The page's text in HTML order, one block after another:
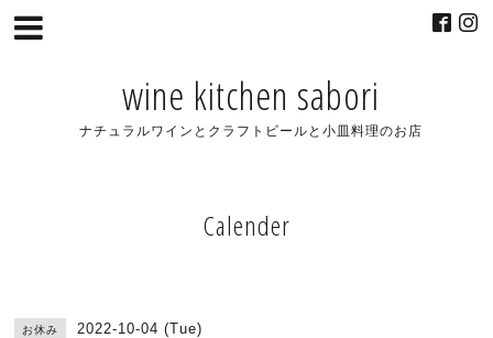
wine kitchen sabori
ナチュラルワインとクラフトビールと小皿料理のお店
Calender
お休み 2022-10-04 (Tue)